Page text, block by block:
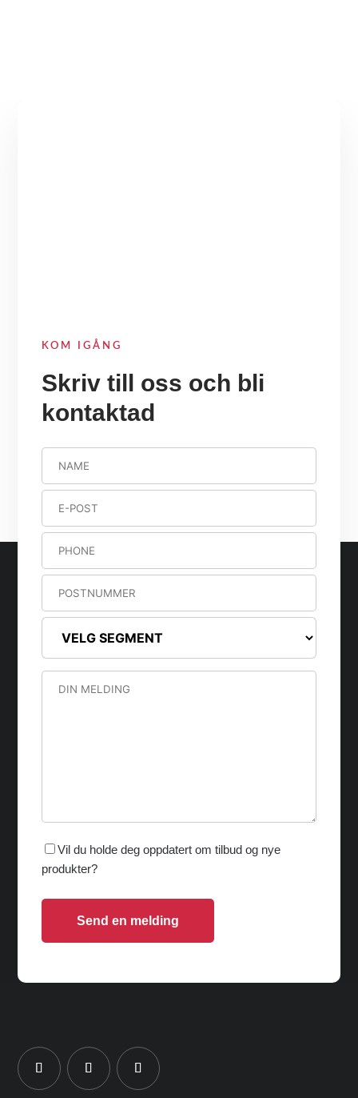
KOM IGÅNG
Skriv till oss och bli
kontaktad
Vil du holde deg oppdatert om tilbud og nye
produkter?
Send en melding